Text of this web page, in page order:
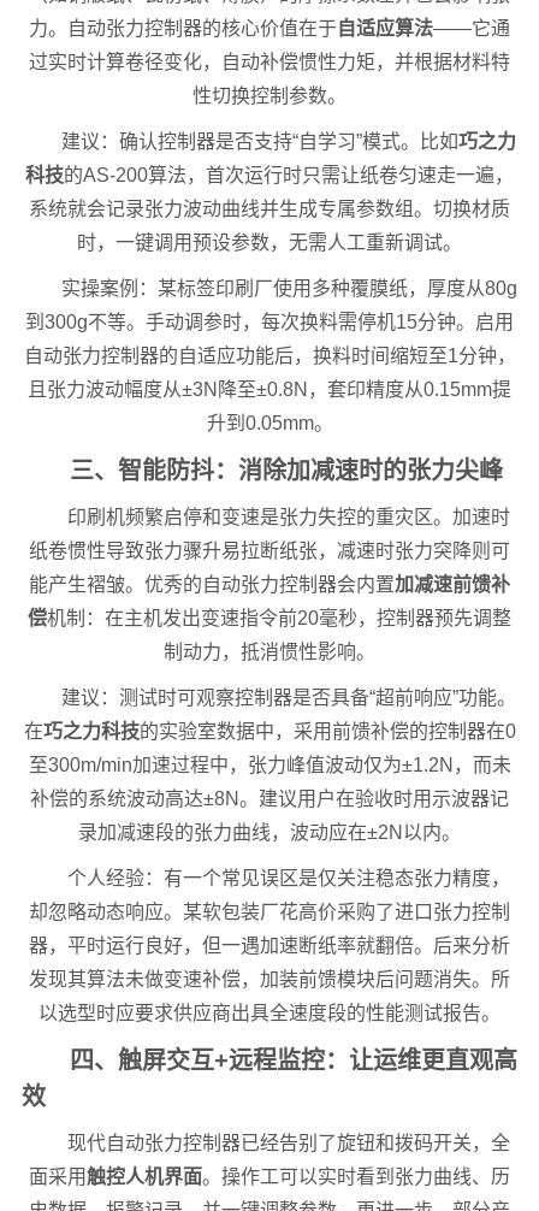
力。自动张力控制器的核心价值在于 自适应算法——它通
过实时计算卷径变化，自动补偿惯性力矩，并根据材料特
性切换控制参数。
建议：确认控制器是否支持“自学习”模式。比如巧之力
科技的AS-200算法，首次运行时只需让纸卷匀速走一遍，
系统就会记录张力波动曲线并生成专属参数组。切换材质
时，一键调用预设参数，无需人工重新调试。
实操案例：某标签印刷厂使用多种覆膜纸，厚度从80g
到300g不等。手动调参时，每次换料需停机15分钟。启用
自动张力控制器的自适应功能后，换料时间缩短至1分钟，
且张力波动幅度从±3N降至±0.8N，套印精度从0.15mm提
升到0.05mm。
三、智能防抖：消除加减速时的张力尖峰
印刷机频繁启停和变速是张力失控的重灾区。加速时
纸卷惯性导致张力骤升易拉断纸张，减速时张力突降则可
能产生褶皱。优秀的自动张力控制器会内置加减速前馈补
偿机制：在主机发出变速指令前20毫秒，控制器预先调整
制动力，抵消惯性影响。
建议：测试时可观察控制器是否具备“超前响应”功能。
在巧之力科技的实验室数据中，采用前馈补偿的控制器在0
至300m/min加速过程中，张力峰值波动仅为±1.2N，而未
补偿的系统波动高达±8N。建议用户在验收时用示波器记
录加减速段的张力曲线，波动应在±2N以内。
个人经验：有一个常见误区是仅关注稳态张力精度，
却忽略动态响应。某软包装厂花高价采购了进口张力控制
器，平时运行良好，但一遇加速断纸率就翻倍。后来分析
发现其算法未做变速补偿，加装前馈模块后问题消失。所
以选型时应要求供应商出具全速度段的性能测试报告。
四、触屏交互+远程监控：让运维更直观高
效
现代自动张力控制器已经告别了旋钮和拨码开关，全
面采用触控人机界面。操作工可以实时看到张力曲线、历